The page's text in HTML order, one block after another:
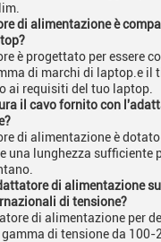
di alimentazione è
è progettato per essere
di marchi di laptop.e il
ai requisiti del tuo laptop.
il cavo fornito con
di alimentazione è
una lunghezza sufficiente
di alimentazione
di tensione?
di alimentazione per
di tensione da 100-